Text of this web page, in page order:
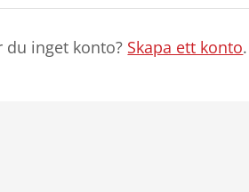
du inget konto? Skapa ett konto.